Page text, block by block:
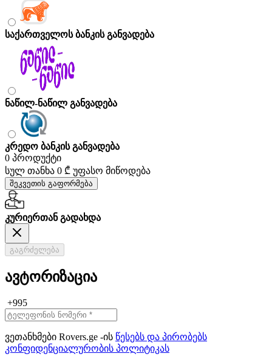
საქართველოს ბანკის განვადება
ნაწილ-ნაწილ განვადება
კრედო ბანკის განვადება
0 პროდუქტი
სულ თანხა 0 ₾ უფასო მიწოდება
შეკვეთის გაფორმება
კურიერთან გადახდა
გაგრძელება
ავტორიზაცია
+995
ვეთანხმები Rovers.ge -ის წესებს და პირობებს
კონფიდენციალურობის პოლიტიკას